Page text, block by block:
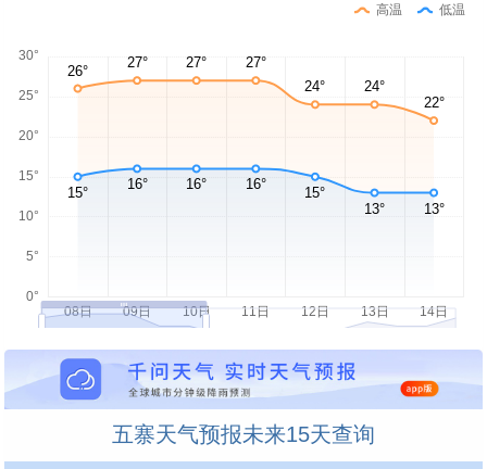
高温 低温
五寨天气预报未来15天查询